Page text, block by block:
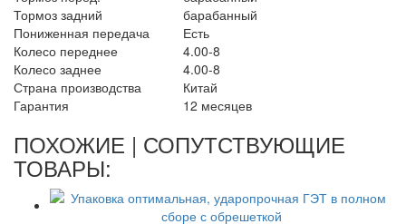
Тормоз задний
барабанный
Пониженная передача
Есть
Колесо переднее
4.00-8
Колесо заднее
4.00-8
Страна производства
Китай
Гарантия
12 месяцев
ПОХОЖИЕ | СОПУТСТВУЮЩИЕ
ТОВАРЫ: